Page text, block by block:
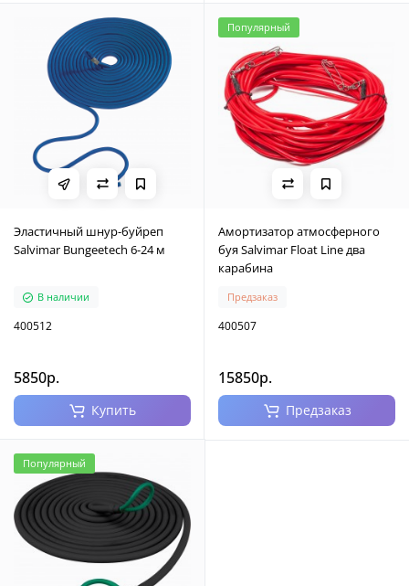
Эластичный шнур-буйреп
Salvimar Bungeetech 6-24 м
В наличии
400512
5850р.
Купить
Популярный
Амортизатор атмосферного
буя Salvimar Float Line два
карабина
Предзаказ
400507
15850р.
Предзаказ
Популярный